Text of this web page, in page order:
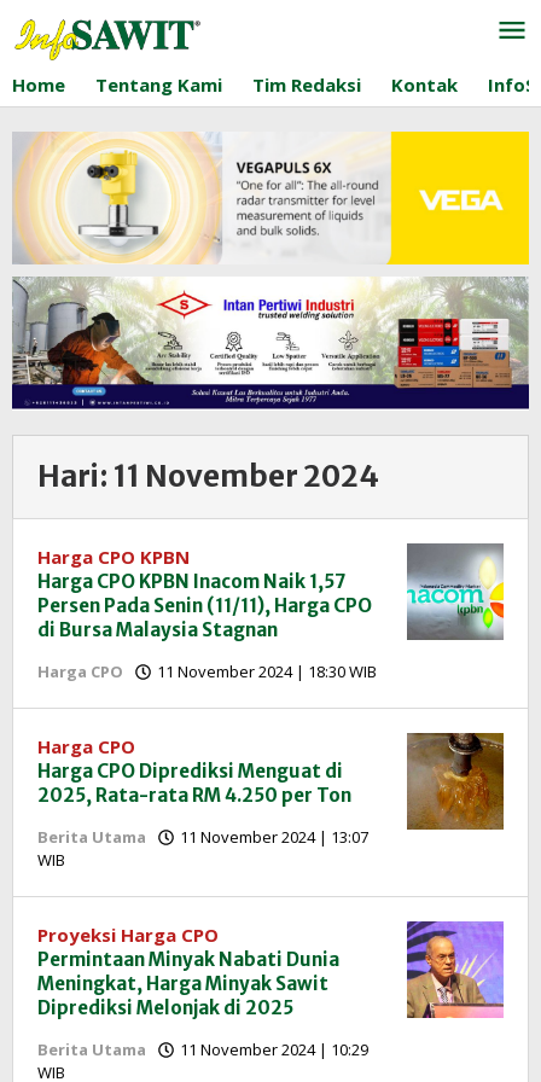
ke
konten
Home
Tentang Kami Tim Redaksi Kontak
Hari: 11 November 2024
Harga CPO KPBN
Harga CPO KPBN Inacom Naik 1,57
Persen Pada Senin (11/11), Harga CPO
di Bursa Malaysia Stagnan
Harga CPO 11 November 2024 | 18:30 WIB
InfoSAWIT
Harga CPO
Harga CPO Diprediksi Menguat di
2025, Rata-rata RM 4.250 per Ton
Berita Utama
11 November 2024 | 13:07
WIB
InfoSAWIT
Proyeksi Harga CPO
Permintaan Minyak Nabati Dunia
Meningkat, Harga Minyak Sawit
Diprediksi Melonjak di 2025
Berita Utama
11 November 2024 | 10:29
WIB